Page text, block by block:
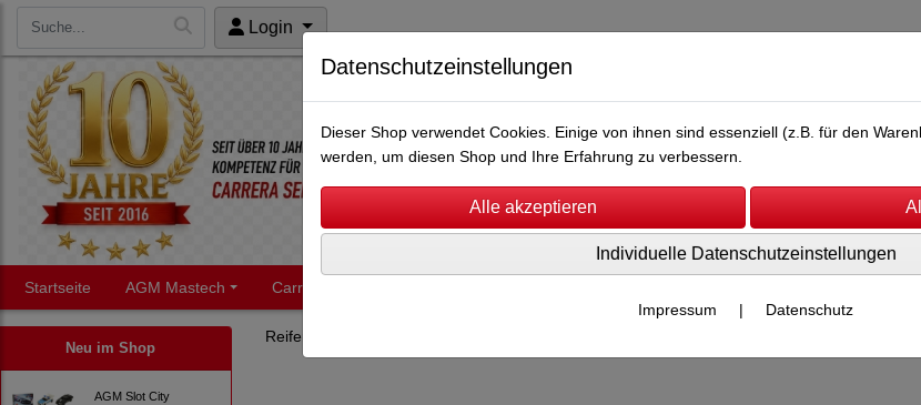
Login
Startseite AGM Mastech Carrera Servo
Neu im Shop
AGM Slot City
Reifen
Datenschutzeinstellungen
Dieser Shop verwendet Cookies. Einige von ihnen sind essenziell (z.B. für den
werden, um diesen Shop und Ihre Erfahrung zu verbessern.
Individuelle Datenschutzeinstellungen
Impressum | Datenschutz